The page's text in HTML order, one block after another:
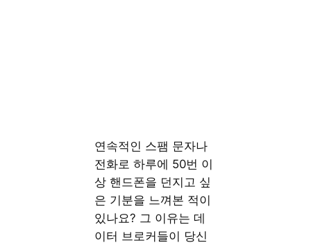
연속적인 스팸 문자나
전화로 하루에 50번 이
상 핸드폰을 던지고 싶
은 기분을 느껴본 적이
있나요? 그 이유는 데
이터 브로커들이 당신